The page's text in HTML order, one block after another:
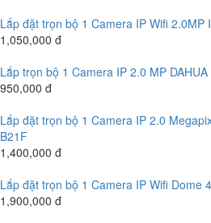
Lắp đặt trọn bộ 1 Camera IP Wifi 2.0MP
1,050,000 đ
Lắp trọn bộ 1 Camera IP 2.0 MP
950,000 đ
Lắp đặt trọn bộ 1 Camera IP 2.0
B21F
1,400,000 đ
Lắp đặt trọn bộ 1 Camera IP Wifi Dome
1,900,000 đ